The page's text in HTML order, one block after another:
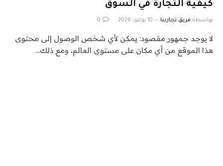
كيفية التجارة في السوق
بواسطة فريق تجاربنا 10 يوليو، 2026 0
لا يوجد جمهور مقصود: يمكن لأي شخص الوصول إلى محتوى
هذا الموقع من أي مكان على مستوى العالم، ومع ذلك…